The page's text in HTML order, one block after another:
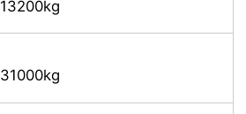
13200kg
31000kg